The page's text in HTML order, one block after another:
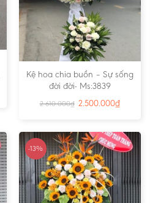
Kệ hoa chia buồn – Sự sống
đời đời- Ms:3839
2.610.000₫ 2.500.000₫
-13%